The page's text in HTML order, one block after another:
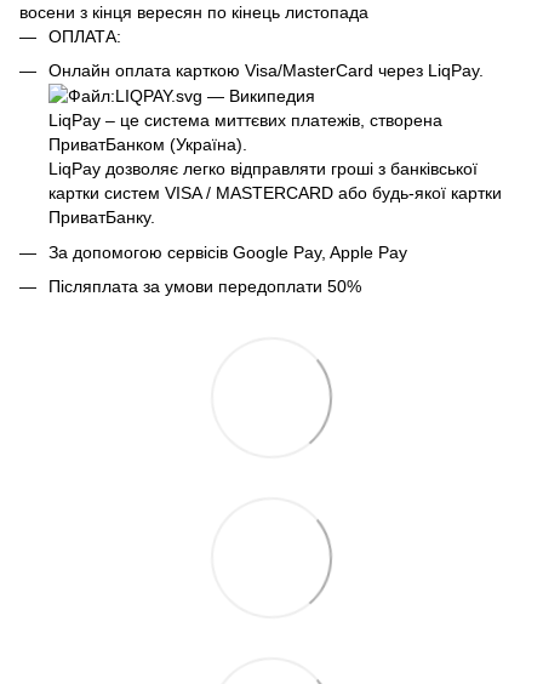
восени з кінця вересян по кінець листопада
ОПЛАТА:
Онлайн оплата карткою Visa/MasterCard через LiqPay.
LiqPay – це система миттєвих платежів, створена
ПриватБанком (Україна).
LiqPay дозволяє легко відправляти гроші з банківської
картки систем VISA / MASTERCARD або будь-якої картки
ПриватБанку.
За допомогою сервісів Google Pay, Apple Pay
Післяплата за умови передоплати 50%